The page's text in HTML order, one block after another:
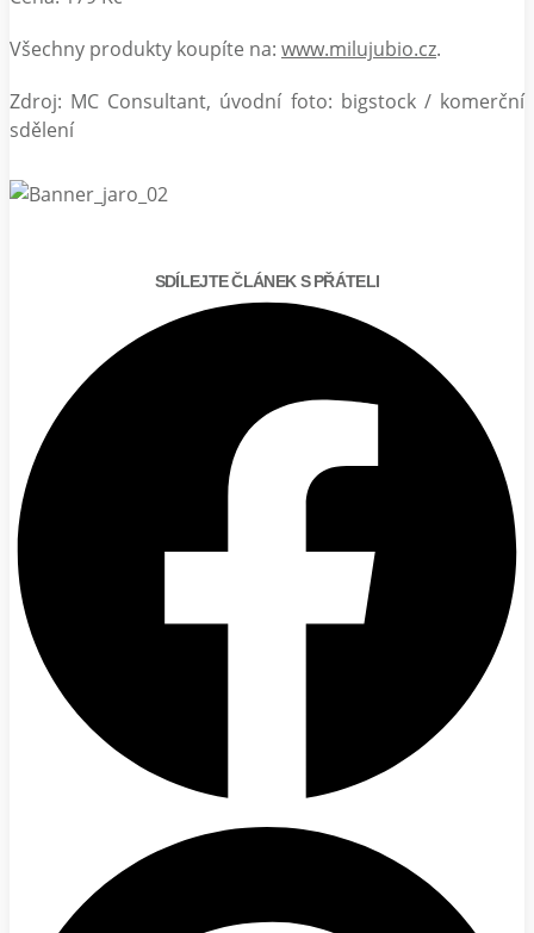
Všechny produkty koupíte na: www.milujubio.cz.
Zdroj: MC Consultant, úvodní foto: bigstock / komerční
sdělení
SDÍLEJTE ČLÁNEK S PŘÁTELI